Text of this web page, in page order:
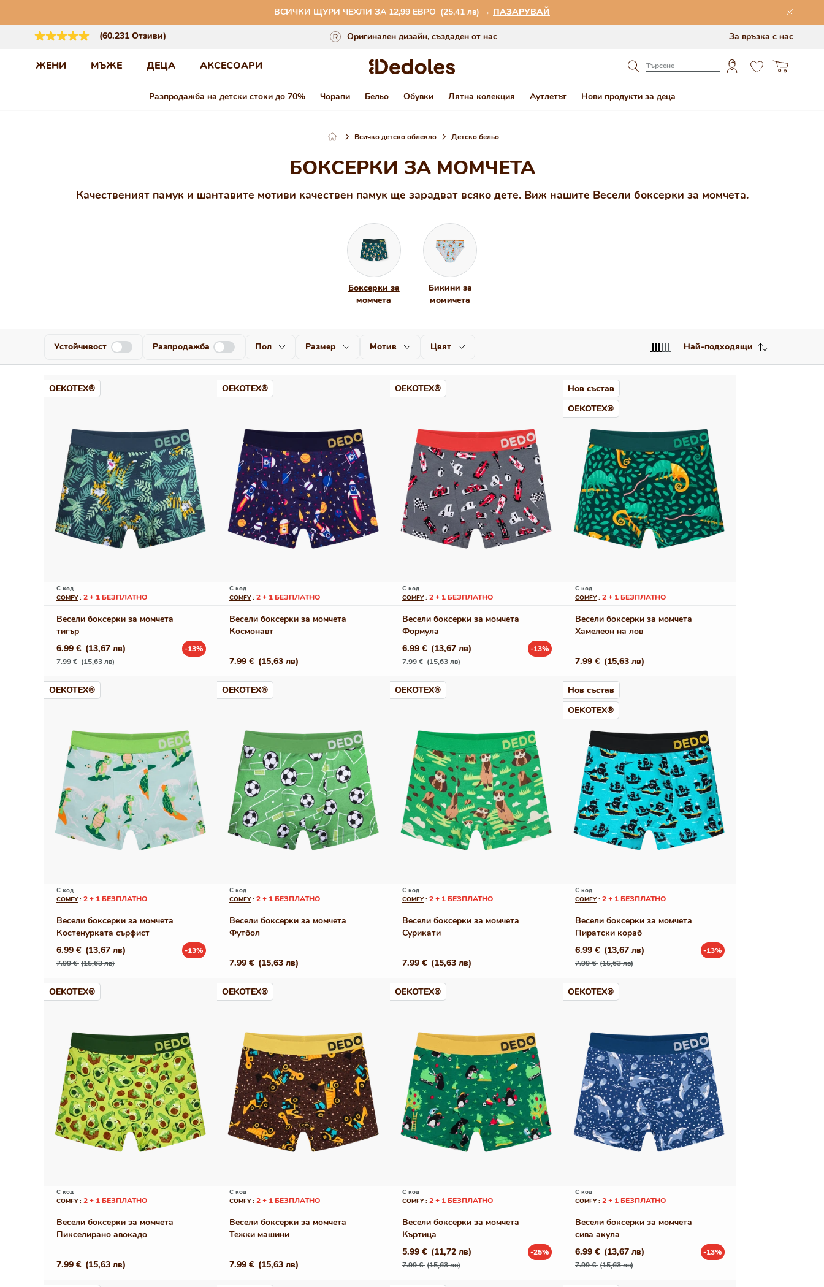
ВСИЧКИ ЩУРИ ЧЕХЛИ ЗА 12,99 ЕВРО (25,41 лв) → ПАЗАРУВАЙ
(60.231 Отзиви)
Връщане на стоката в рамките на 100 дни
Оригинален дизайн, създаден от нас
Бързо изпращане в рамките на 48 часа
За връзка с нас
ЖЕНИ МЪЖЕ ДЕЦА АКСЕСОАРИ Търсене Количка
Разпродажба на детски стоки до 70% Чорапи Бельо Обувки Лятна колекция Аутлетът Нови продукти за деца
Всичко детско облекло Детско бельо
БОКСЕРКИ ЗА МОМЧЕТА
Качественият памук и шантавите мотиви качествен памук ще зарадват всяко дете. Виж нашите Весели боксерки за момчета.
Боксерки за
момчета
Бикини за
момичета
Пол Размер Мотив Цвят
Устойчивост Разпродажба Най-подходящи
OEKOTEX®
С код
COMFY: 2 + 1 БЕЗПЛАТНО
Весели боксерки за момчета
тигър
Редовна
цена
7.99 €(15,63 лв)
Промо
цена
6.99 € (13,67 лв) -13%
OEKOTEX®
С код
COMFY: 2 + 1 БЕЗПЛАТНО
Весели боксерки за момчета
Космонавт
Редовна
7.99 € (15,63 лв)
OEKOTEX®
С код
COMFY: 2 + 1 БЕЗПЛАТНО
Весели боксерки за момчета
Формула
Редовна
цена
7.99 €(15,63 лв)
Промо
цена
6.99 € (13,67 лв) -13%
Нов състав
OEKOTEX®
С код
COMFY: 2 + 1 БЕЗПЛАТНО
Весели боксерки за момчета
Хамелеон на лов
Редовна
7.99 € (15,63 лв)
OEKOTEX®
С код
COMFY: 2 + 1 БЕЗПЛАТНО
Весели боксерки за момчета
Костенурката сърфист
Редовна
цена
7.99 €(15,63 лв)
Промо
цена
6.99 € (13,67 лв) -13%
OEKOTEX®
С код
COMFY: 2 + 1 БЕЗПЛАТНО
Весели боксерки за момчета
Футбол
Редовна
7.99 € (15,63 лв)
OEKOTEX®
С код
COMFY: 2 + 1 БЕЗПЛАТНО
Весели боксерки за момчета
Сурикати
Редовна
7.99 € (15,63 лв)
Нов състав
OEKOTEX®
С код
COMFY: 2 + 1 БЕЗПЛАТНО
Весели боксерки за момчета
Пиратски кораб
Редовна
цена
7.99 €(15,63 лв)
Промо
цена
6.99 € (13,67 лв) -13%
OEKOTEX®
С код
COMFY: 2 + 1 БЕЗПЛАТНО
Весели боксерки за момчета
Пикселирано авокадо
Редовна
7.99 € (15,63 лв)
OEKOTEX®
С код
COMFY: 2 + 1 БЕЗПЛАТНО
Весели боксерки за момчета
Тежки машини
Редовна
7.99 € (15,63 лв)
OEKOTEX®
С код
COMFY: 2 + 1 БЕЗПЛАТНО
Весели боксерки за момчета
Къртица
Редовна
цена
7.99 €(15,63 лв)
Промо
цена
5.99 € (11,72 лв) -25%
OEKOTEX®
С код
COMFY: 2 + 1 БЕЗПЛАТНО
Весели боксерки за момчета
сива акула
Редовна
цена
7.99 €(15,63 лв)
Промо
цена
6.99 € (13,67 лв) -13%